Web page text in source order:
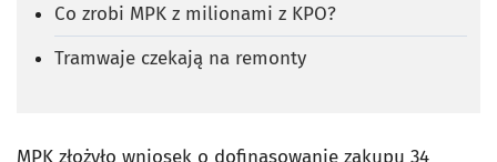
Co zrobi MPK z milionami z KPO?
Tramwaje czekają na remonty
MPK złożyło wniosek o dofinasowanie zakupu 34